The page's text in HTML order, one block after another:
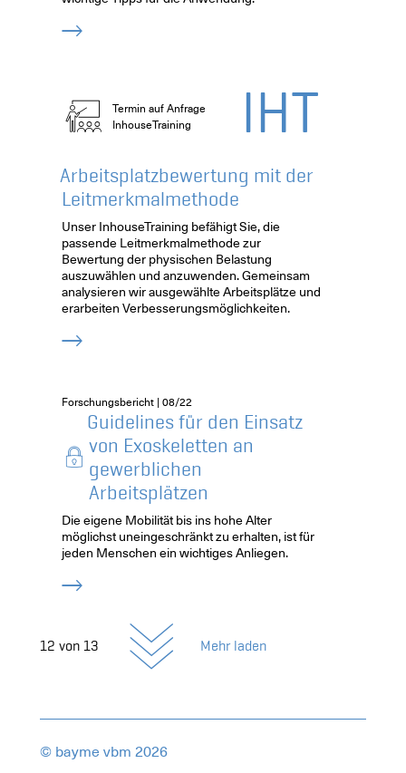
Termin auf Anfrage
InhouseTraining
IHT
Arbeitsplatzbewertung mit der
Leitmerkmalmethode
Unser InhouseTraining befähigt Sie, die
passende Leitmerkmalmethode zur
Bewertung der physischen Belastung
auszuwählen und anzuwenden. Gemeinsam
analysieren wir ausgewählte Arbeitsplätze und
erarbeiten Verbesserungsmöglichkeiten.
Forschungsbericht | 08/22
Guidelines für den Einsatz
von Exoskeletten an
gewerblichen
Arbeitsplätzen
Die eigene Mobilität bis ins hohe Alter
möglichst uneingeschränkt zu erhalten, ist für
jeden Menschen ein wichtiges Anliegen.
12 von 13 Mehr laden
© bayme vbm 2026